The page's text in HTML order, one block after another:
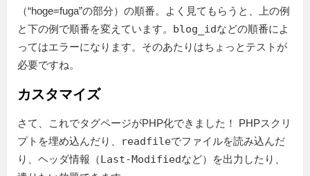
（“hoge=fuga”の部分）の順番。よく見てもらうと、上の例
と下の例で順番を変えています。 blog_idなどの順番によ
ってはエラーになります。そのあたりはちょっとテストが
必要ですね。
カスタマイズ
さて、これでタグページがPHP化できました！ PHPスクリ
プトを埋め込んだり、
readfileでファイルを読み込んだ
り、ヘッダ情報（Last-Modifiedなど）を出力したり、